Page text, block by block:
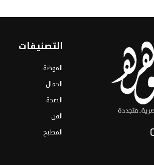
التصنيفات
الموضة
الجمال
الصحة
الفن
المطبخ